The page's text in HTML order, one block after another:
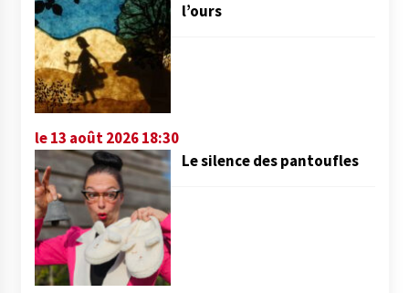
l’ours
le 13 août 2026 18:30
Le silence des pantoufles